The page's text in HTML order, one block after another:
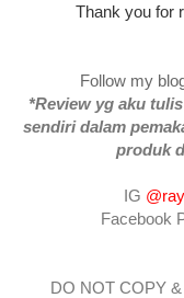
Thank you for
Follow my
*Review yg aku
sendiri dalam
produk
IG
Facebook
DO NOT COPY